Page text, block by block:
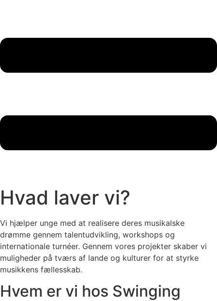
Hvad laver vi?
Vi hjælper unge med at realisere deres musikalske
drømme gennem talentudvikling, workshops og
internationale turnéer. Gennem vores projekter skaber vi
muligheder på tværs af lande og kulturer for at styrke
musikkens fællesskab.
Hvem er vi hos Swinging